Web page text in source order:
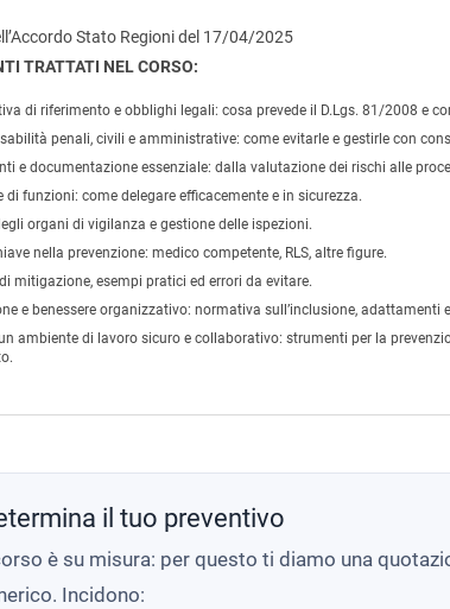
Stato Regioni del 17/04/2025
TRATTATI NEL CORSO:
di riferimento e obblighi legali: cosa prevede il D.Lgs. 81/2008 e
penali, civili e amministrative: come evitarle e gestirle con
e documentazione essenziale: dalla valutazione dei rischi alle
di funzioni: come delegare efficacemente e in sicurezza.
organi di vigilanza e gestione delle ispezioni.
nella prevenzione: medico competente, RLS, altre figure.
mitigazione, esempi pratici ed errori da evitare.
e benessere organizzativo: normativa sull’inclusione, adattamenti
ambiente di lavoro sicuro e collaborativo: strumenti per la
il tuo preventivo
è su misura: per questo ti diamo una
Incidono: